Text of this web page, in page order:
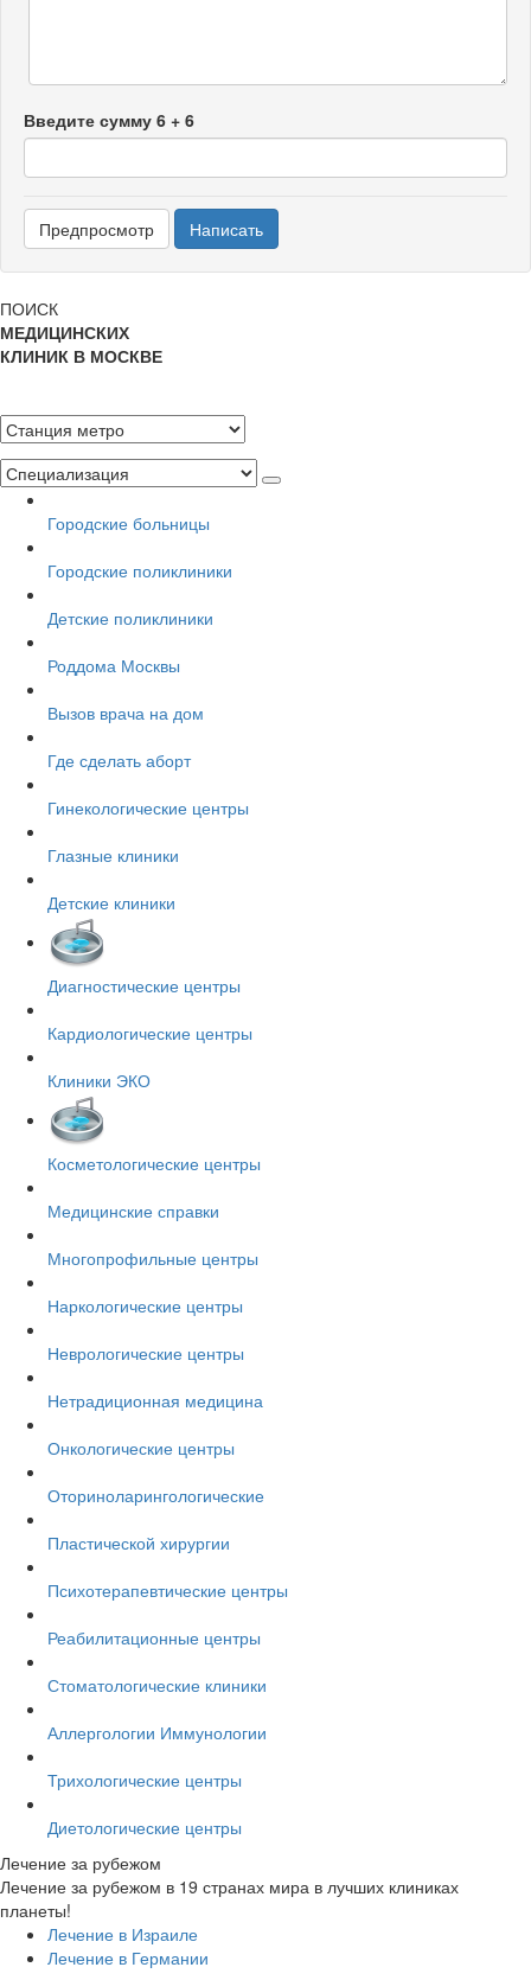
Введите сумму 6 + 6
ПОИСК
МЕДИЦИНСКИХ
КЛИНИК В МОСКВЕ
Городские больницы
Городские поликлиники
Детские поликлиники
Роддома Москвы
Вызов врача на дом
Где сделать аборт
Гинекологические центры
Глазные клиники
Детские клиники
Диагностические центры
Кардиологические центры
Клиники ЭКО
Косметологические центры
Медицинские справки
Многопрофильные центры
Наркологические центры
Неврологические центры
Нетрадиционная медицина
Онкологические центры
Оториноларингологические
Пластической хирургии
Психотерапевтические центры
Реабилитационные центры
Стоматологические клиники
Аллергологии Иммунологии
Трихологические центры
Диетологические центры
Лечение за рубежом
Лечение за рубежом в 19 странах мира в лучших клиниках
планеты!
Лечение в Израиле
Лечение в Германии